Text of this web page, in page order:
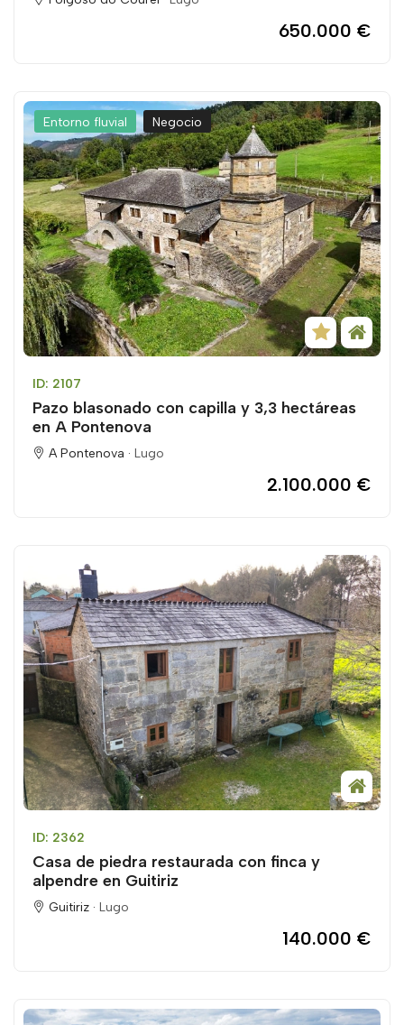
650.000 €
Entorno fluvial Negocio
ID: 2107
Pazo blasonado con capilla y 3,3 hectáreas
en A Pontenova
A Pontenova · Lugo
2.100.000 €
ID: 2362
Casa de piedra restaurada con finca y
alpendre en Guitiriz
Guitiriz · Lugo
140.000 €